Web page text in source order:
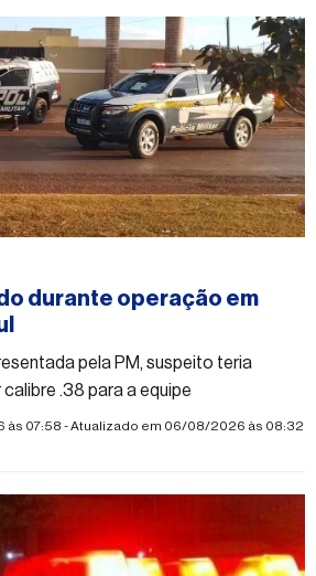
durante operação em
pela PM, suspeito teria
.38 para a equipe
07:58 - Atualizado em 06/08/2026 às 08:32